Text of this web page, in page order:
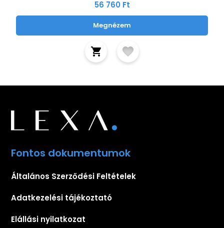
56 760 Ft
Megnézem
Fontos dokumentumok
Általános Szerződési Feltételek
Adatkezelési tájékoztató
Elállási nyilatkozat